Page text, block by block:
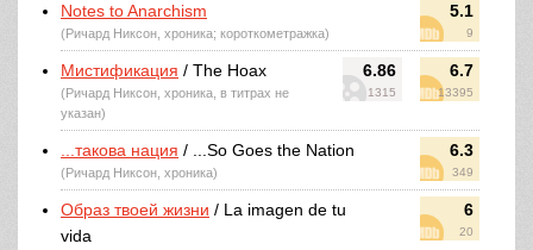
5.1
9
Notes to Anarchism
(Ричард Никсон, хроника; короткометражка)
6.86
1315
6.7
13395
Мистификация / The Hoax
(Ричард Никсон, хроника, в титрах не
указан)
6.3
349
...такова нация / ...So Goes the Nation
(Ричард Никсон, хроника)
6
20
Образ твоей жизни / La imagen de tu
vida